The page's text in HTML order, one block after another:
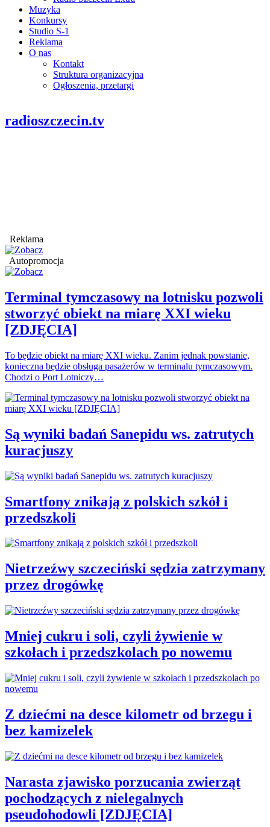
Muzyka
Konkursy
Studio S-1
Reklama
O nas
Kontakt
Struktura organizacyjna
Ogłoszenia, przetargi
radioszczecin.tv
Reklama
Autopromocja
Terminal tymczasowy na lotnisku pozwoli
stworzyć obiekt na miarę XXI wieku
[ZDJĘCIA]
To będzie obiekt na miarę XXI wieku. Zanim jednak powstanie,
konieczna będzie obsługa pasażerów w terminalu tymczasowym.
Chodzi o Port Lotniczy…
Są wyniki badań Sanepidu ws. zatrutych
kuracjuszy
Smartfony znikają z polskich szkół i
przedszkoli
Nietrzeźwy szczeciński sędzia zatrzymany
przez drogówkę
Mniej cukru i soli, czyli żywienie w
szkołach i przedszkolach po nowemu
Z dziećmi na desce kilometr od brzegu i
bez kamizelek
Narasta zjawisko porzucania zwierząt
pochodzących z nielegalnych
pseudohodowli [ZDJĘCIA]